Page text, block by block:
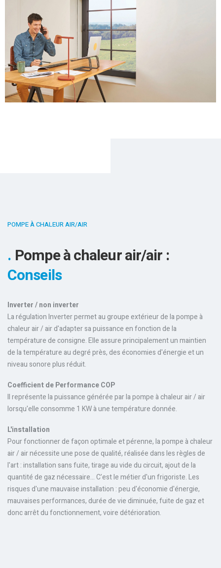
POMPE À CHALEUR AIR/AIR
Pompe à chaleur air/air :
Conseils
Inverter / non inverter
La régulation Inverter permet au groupe extérieur de la pompe à
chaleur air / air d'adapter sa puissance en fonction de la
température de consigne. Elle assure principalement un maintien
de la température au degré près, des économies d'énergie et un
niveau sonore plus réduit.
Coefficient de Performance COP
Il représente la puissance générée par la pompe à chaleur air / air
lorsqu'elle consomme 1 KW à une température donnée.
L'installation
Pour fonctionner de façon optimale et pérenne, la pompe à chaleur
air / air nécessite une pose de qualité, réalisée dans les règles de
l'art : installation sans fuite, tirage au vide du circuit, ajout de la
quantité de gaz nécessaire... C’est le métier d'un frigoriste. Les
risques d'une mauvaise installation : peu d'économie d'énergie,
mauvaises performances, durée de vie diminuée, fuite de gaz et
donc arrêt du fonctionnement, voire détérioration.